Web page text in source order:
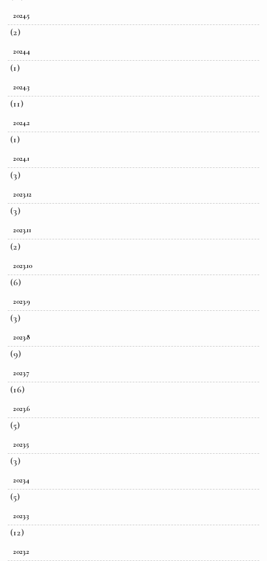
2024.5
(2)
2024.4
(1)
2024.3
(11)
2024.2
(1)
2024.1
(3)
2023.12
(3)
2023.11
(2)
2023.10
(6)
2023.9
(3)
2023.8
(9)
2023.7
(16)
2023.6
(5)
2023.5
(3)
2023.4
(5)
2023.3
(12)
2023.2